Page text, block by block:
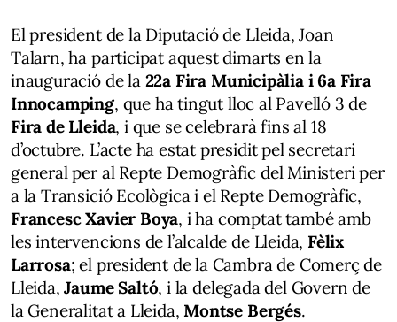
El president de la Diputació de Lleida, Joan
Talarn, ha participat aquest dimarts en la
inauguració de la 22a Fira Municipàlia i 6a Fira
Innocamping, que ha tingut lloc al Pavelló 3 de
Fira de Lleida, i que se celebrarà fins al 18
d’octubre. L’acte ha estat presidit pel secretari
general per al Repte Demogràfic del Ministeri per
a la Transició Ecològica i el Repte Demogràfic,
Francesc Xavier Boya, i ha comptat també amb
les intervencions de l’alcalde de Lleida, Fèlix
Larrosa; el president de la Cambra de Comerç de
Lleida,Jaume Saltó, i la delegada del Govern de
la Generalitat a Lleida, Montse Bergés.